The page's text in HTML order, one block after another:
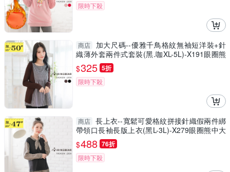
限時下殺
商店
加大尺碼--優雅千鳥格紋無袖短洋裝+針
織薄外套兩件式套裝(黑.咖XL-5L)-X191眼圈熊
中大尺碼
$325 5折
限時下殺
商店 長上衣--寬鬆可愛格紋拼接針織假兩件綁
帶領口長袖長版上衣(黑L-3L)-X279眼圈熊中大
尺碼
$488 76折
限時下殺